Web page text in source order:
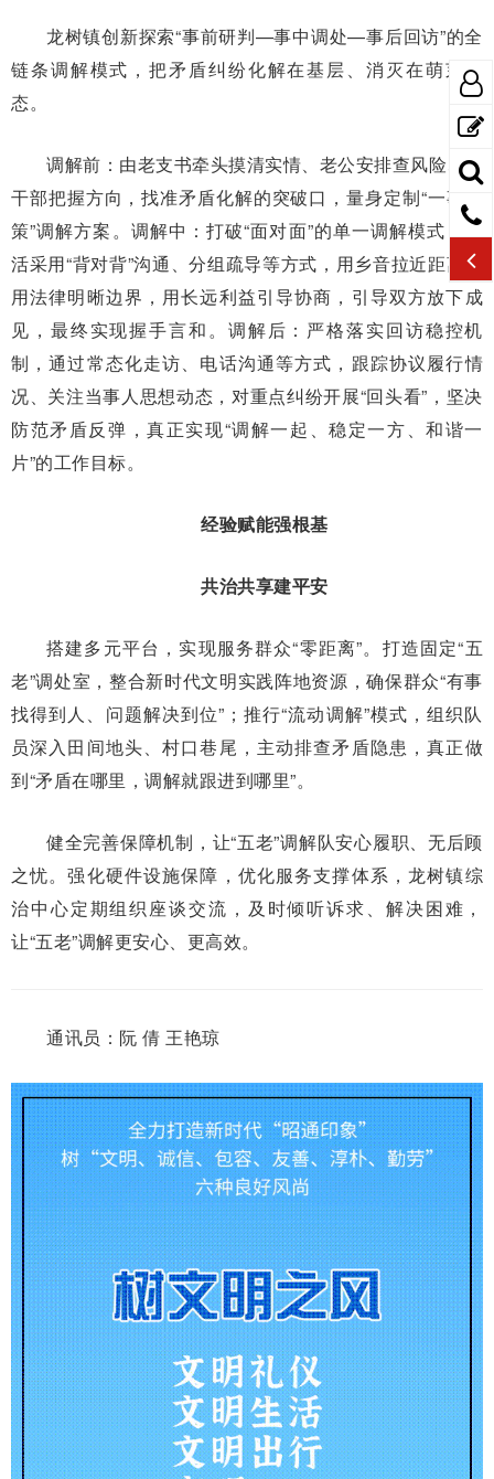
龙树镇创新探索“事前研判—事中调处—事后回访”的全
链条调解模式，把矛盾纠纷化解在基层、消灭在萌芽状
态。
调解前：由老支书牵头摸清实情、老公安排查风险、老
干部把握方向，找准矛盾化解的突破口，量身定制“一事一
策”调解方案。调解中：打破“面对面”的单一调解模式，灵
活采用“背对背”沟通、分组疏导等方式，用乡音拉近距离，
用法律明晰边界，用长远利益引导协商，引导双方放下成
见，最终实现握手言和。调解后：严格落实回访稳控机
制，通过常态化走访、电话沟通等方式，跟踪协议履行情
况、关注当事人思想动态，对重点纠纷开展“回头看”，坚决
防范矛盾反弹，真正实现“调解一起、稳定一方、和谐一
片”的工作目标。
经验赋能强根基
共治共享建平安
搭建多元平台，实现服务群众“零距离”。打造固定“五
老”调处室，整合新时代文明实践阵地资源，确保群众“有事
找得到人、问题解决到位”；推行“流动调解”模式，组织队
员深入田间地头、村口巷尾，主动排查矛盾隐患，真正做
到“矛盾在哪里，调解就跟进到哪里”。
健全完善保障机制，让“五老”调解队安心履职、无后顾
之忧。强化硬件设施保障，优化服务支撑体系，龙树镇综
治中心定期组织座谈交流，及时倾听诉求、解决困难，
让“五老”调解更安心、更高效。
通讯员：阮 倩 王艳琼